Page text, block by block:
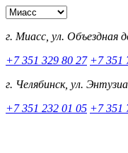
г. Миасс, ул. Объездная
+7 351 329 80 27 +7 351
г. Челябинск, ул.
+7 351 232 01 05 +7 351